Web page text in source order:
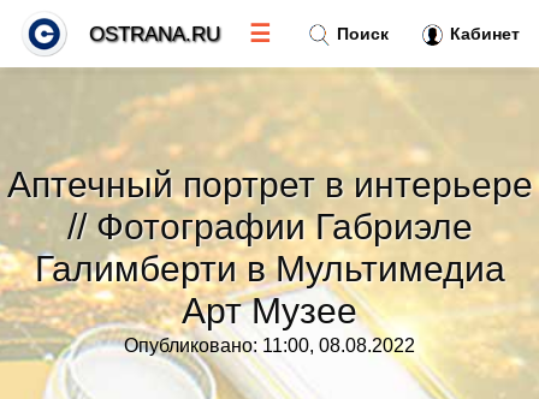
Аптечный портрет в интерьере
// Фотографии Габриэле
Галимберти в Мультимедиа
Арт Музее
Опубликовано: 11:00, 08.08.2022
Поиск Кабинет
OSTRANA.RU ☰
Тренды новостей »
Рубрики»
Правила»